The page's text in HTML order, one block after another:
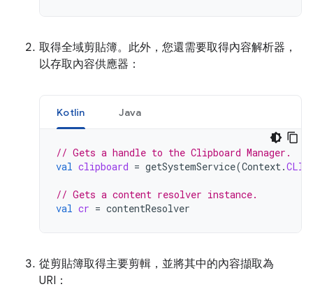
取得全域剪貼簿。此外，您還需要取得內容解析器，
以存取內容供應器：
Kotlin Java
// Gets a handle to the Clipboard Manager.
val clipboard = getSystemService(Context.
// Gets a content resolver instance.
val cr = contentResolver
從剪貼簿取得主要剪輯，並將其中的內容擷取為
URI：